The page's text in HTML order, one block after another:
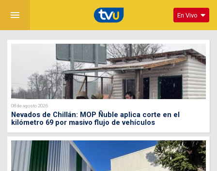
menu En Vivo
08 de agosto 2026
Nevados de Chillán: MOP Ñuble aplica corte en el
kilómetro 69 por masivo flujo de vehículos